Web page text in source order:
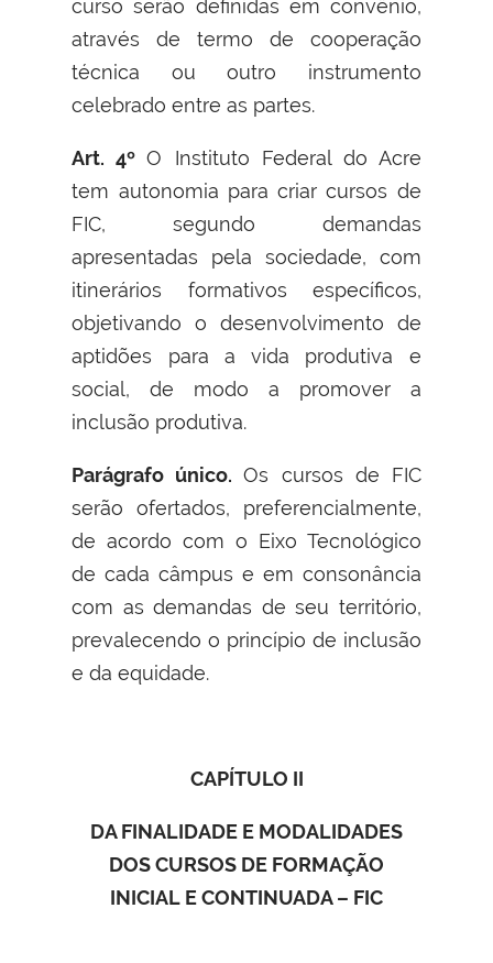
curso serão definidas em convênio,
através de termo de cooperação
técnica ou outro instrumento
celebrado entre as partes.
Art. 4ºO Instituto Federal do Acre
tem autonomia para criar cursos de
FIC, segundo demandas
apresentadas pela sociedade, com
itinerários formativos específicos,
objetivando o desenvolvimento de
aptidões para a vida produtiva e
social, de modo a promover a
inclusão produtiva.
Parágrafo único.Os cursos de FIC
serão ofertados, preferencialmente,
de acordo com o Eixo Tecnológico
de cada câmpus e em consonância
com as demandas de seu território,
prevalecendo o princípio de inclusão
e da equidade.
CAPÍTULO II
DA FINALIDADE E MODALIDADES
DOS CURSOS DE FORMAÇÃO
INICIAL E CONTINUADA – FIC